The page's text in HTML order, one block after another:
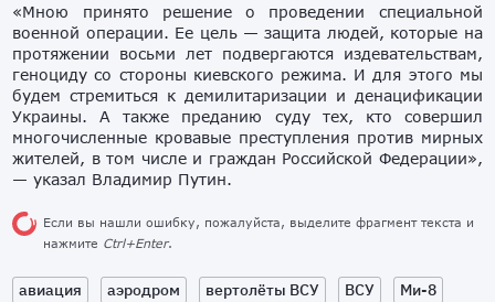
«Мною принято решение о проведении специальной
военной операции. Ее цель — защита людей, которые на
протяжении восьми лет подвергаются издевательствам,
геноциду со стороны киевского режима. И для этого мы
будем стремиться к демилитаризации и денацификации
Украины. А также преданию суду тех, кто совершил
многочисленные кровавые преступления против мирных
жителей, в том числе и граждан Российской Федерации»,
— указал Владимир Путин.
Если вы нашли ошибку, пожалуйста, выделите фрагмент текста и
нажмите Ctrl+Enter.
авиация аэродром вертолёты ВСУ ВСУ
Ми-8